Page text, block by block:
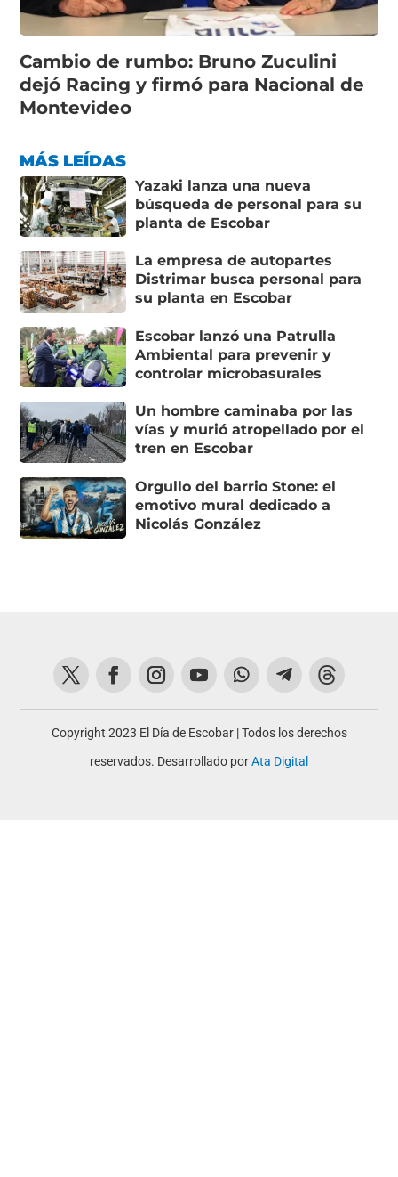
Cambio de rumbo: Bruno Zuculini
dejó Racing y firmó para Nacional de
Montevideo
MÁS LEÍDAS
Yazaki lanza una nueva
búsqueda de personal para su
planta de Escobar
La empresa de autopartes
Distrimar busca personal para
su planta en Escobar
Escobar lanzó una Patrulla
Ambiental para prevenir y
controlar microbasurales
Un hombre caminaba por las
vías y murió atropellado por el
tren en Escobar
Orgullo del barrio Stone: el
emotivo mural dedicado a
Nicolás González
Copyright 2023 El Día de Escobar | Todos los derechos
reservados. Desarrollado porAta Digital